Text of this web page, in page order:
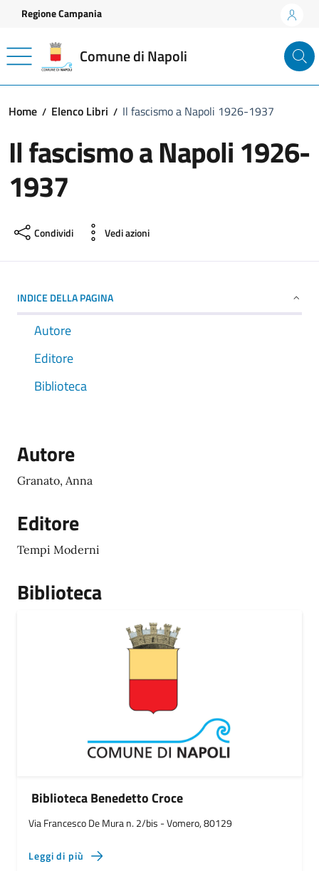
Vai ai contenuti
Vai al footer
Regione Campania
Comune di Napoli
Home Elenco Libri Il fascismo a Napoli 1926-1937
Il fascismo a Napoli 1926-
1937
Condividi Vedi azioni
INDICE DELLA PAGINA
Autore
Editore
Biblioteca
Autore
Granato, Anna
Editore
Tempi Moderni
Biblioteca
Biblioteca Benedetto Croce
Via Francesco De Mura n. 2/bis - Vomero, 80129
Leggi di più